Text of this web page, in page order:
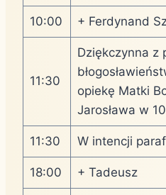
10:00 + Ferdynand
11:30
Dziękczynna z
opiekę Matki
Jarosława w
11:30 W intencji
18:00 + Tadeusz